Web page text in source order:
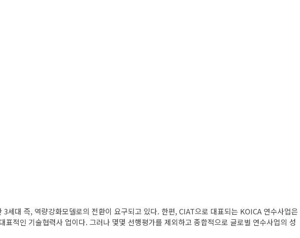
대 즉, 역량강화모델로의 전환이 요구되고 있다. 한편, CIAT으로 대표되는 KOICA 연수사업은
적인 기술협력사 업이다. 그러나 몇몇 선행평가를 제외하고 종합적으로 글로벌 연수사업의 성